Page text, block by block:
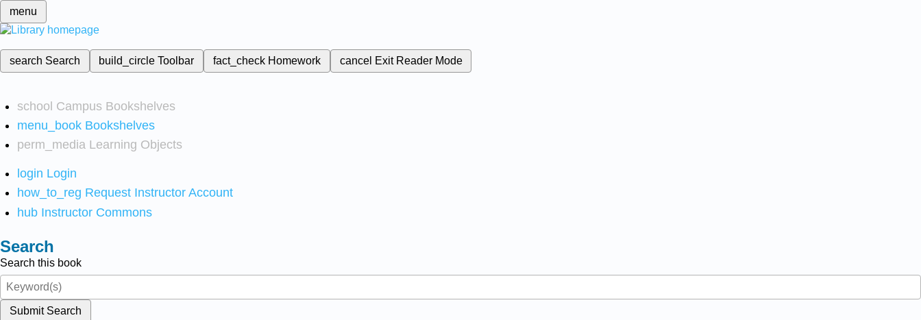
menu
search Search build_circleToolbar fact_check Homework cancel Exit Reader Mode
school Campus Bookshelves
menu_book Bookshelves
perm_media Learning Objects
login Login
how_to_reg Request Instructor Account
hub Instructor Commons
Search
Search this book
Submit Search